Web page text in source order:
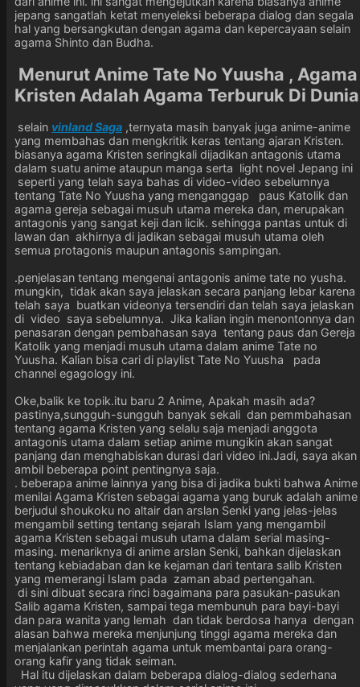
jepang sangatlah ketat menyeleksi beberapa dialog dan segala
hal yang bersangkutan dengan agama dan kepercayaan selain
agama Shinto dan Budha.
Menurut Anime Tate No Yuusha , Agama
Kristen Adalah Agama Terburuk Di Dunia
selain vinland Saga ,ternyata masih banyak juga anime-anime
yang membahas dan mengkritik keras tentang ajaran Kristen.
biasanya agama Kristen seringkali dijadikan antagonis utama
dalam suatu anime ataupun manga serta light novel Jepang ini
seperti yang telah saya bahas di video-video sebelumnya
tentang Tate No Yuusha yang menganggap paus Katolik dan
agama gereja sebagai musuh utama mereka dan, merupakan
antagonis yang sangat keji dan licik. sehingga pantas untuk di
lawan dan akhirnya di jadikan sebagai musuh utama oleh
semua protagonis maupun antagonis sampingan.
.penjelasan tentang mengenai antagonis anime tate no yusha.
mungkin, tidak akan saya jelaskan secara panjang lebar karena
telah saya buatkan videonya tersendiri dan telah saya jelaskan
di video saya sebelumnya. Jika kalian ingin menontonnya dan
penasaran dengan pembahasan saya tentang paus dan Gereja
Katolik yang menjadi musuh utama dalam anime Tate no
Yuusha. Kalian bisa cari di playlist Tate No Yuusha pada
channel egagology ini.
Oke,balik ke topik.itu baru 2 Anime, Apakah masih ada?
pastinya,sungguh-sungguh banyak sekali dan pemmbahasan
tentang agama Kristen yang selalu saja menjadi anggota
antagonis utama dalam setiap anime mungikin akan sangat
panjang dan menghabiskan durasi dari video ini.Jadi, saya akan
ambil beberapa point pentingnya saja.
. beberapa anime lainnya yang bisa di jadika bukti bahwa Anime
menilai Agama Kristen sebagai agama yang buruk adalah anime
berjudul shoukoku no altair dan arslan Senki yang jelas-jelas
mengambil setting tentang sejarah Islam yang mengambil
agama Kristen sebagai musuh utama dalam serial masing-
masing. menariknya di anime arslan Senki, bahkan dijelaskan
tentang kebiadaban dan ke kejaman dari tentara salib Kristen
yang memerangi Islam pada zaman abad pertengahan.
di sini dibuat secara rinci bagaimana para pasukan-pasukan
Salib agama Kristen, sampai tega membunuh para bayi-bayi
dan para wanita yang lemah dan tidak berdosa hanya dengan
alasan bahwa mereka menjunjung tinggi agama mereka dan
menjalankan perintah agama untuk membantai para orang-
orang kafir yang tidak seiman.
Hal itu dijelaskan dalam beberapa dialog-dialog sederhana